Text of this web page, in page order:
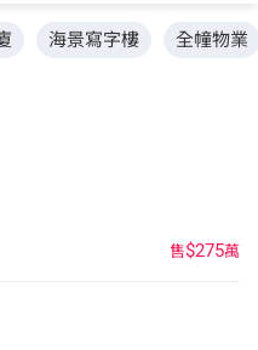
海景寫字樓 全幢物業
售$275萬